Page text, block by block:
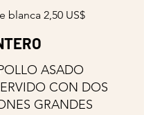
blanca 2,50 US$
ASADO
CON DOS
GRANDES